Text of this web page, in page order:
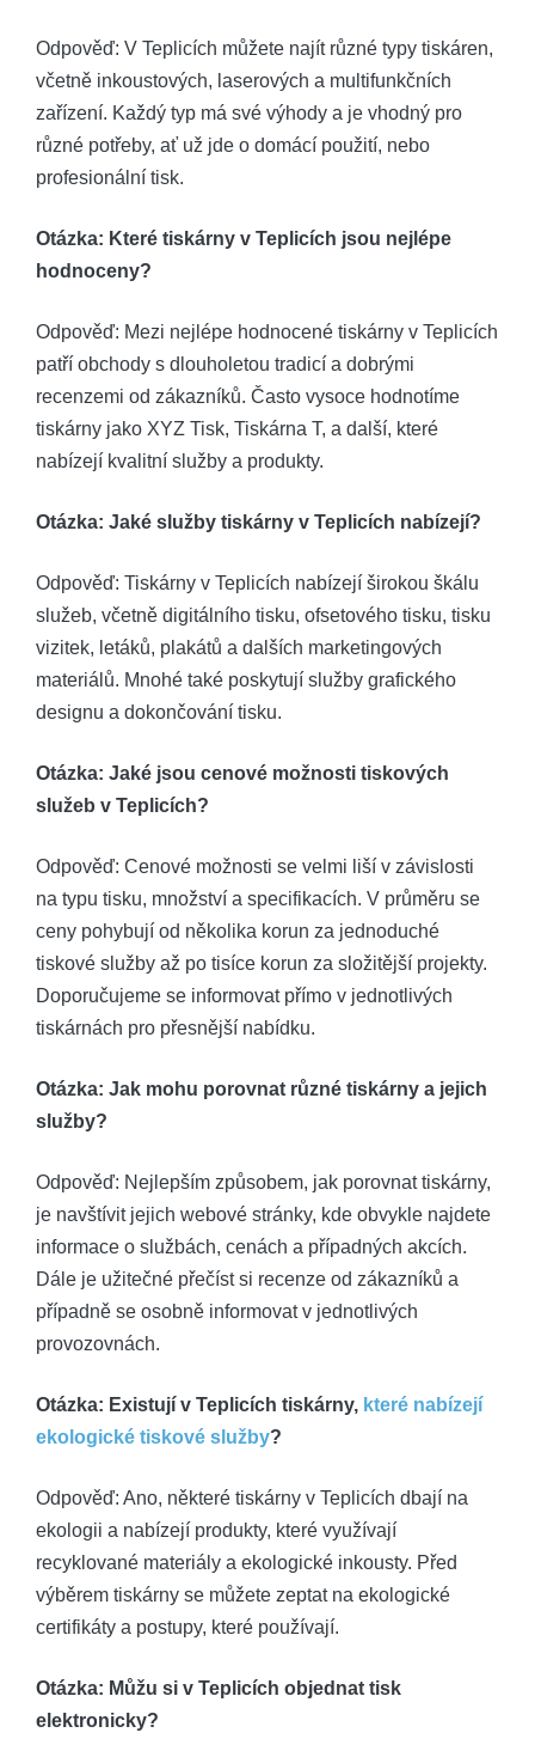
Odpověď: V Teplicích můžete najít různé typy tiskáren,
včetně inkoustových, laserových a multifunkčních
zařízení. Každý typ má své výhody a je vhodný pro
různé potřeby, ať už jde o domácí použití, nebo
profesionální tisk.
Otázka: Které tiskárny v Teplicích jsou nejlépe
hodnoceny?
Odpověď: Mezi nejlépe hodnocené tiskárny v Teplicích
patří obchody s dlouholetou tradicí a dobrými
recenzemi od zákazníků. Často vysoce hodnotíme
tiskárny jako XYZ Tisk, Tiskárna T, a další, které
nabízejí kvalitní služby a produkty.
Otázka: Jaké služby tiskárny v Teplicích nabízejí?
Odpověď: Tiskárny v Teplicích nabízejí širokou škálu
služeb, včetně digitálního tisku, ofsetového tisku, tisku
vizitek, letáků, plakátů a dalších marketingových
materiálů. Mnohé také poskytují služby grafického
designu a dokončování tisku.
Otázka: Jaké jsou cenové možnosti tiskových
služeb v Teplicích?
Odpověď: Cenové možnosti se velmi liší v závislosti
na typu tisku, množství a specifikacích. V průměru se
ceny pohybují od několika korun za jednoduché
tiskové služby až po tisíce korun za složitější projekty.
Doporučujeme se informovat přímo v jednotlivých
tiskárnách pro přesnější nabídku.
Otázka: Jak mohu porovnat různé tiskárny a jejich
služby?
Odpověď: Nejlepším způsobem, jak porovnat tiskárny,
je navštívit jejich webové stránky, kde obvykle najdete
informace o službách, cenách a případných akcích.
Dále je užitečné přečíst si recenze od zákazníků a
případně se osobně informovat v jednotlivých
provozovnách.
Otázka: Existují v Teplicích tiskárny, které nabízejí
ekologické tiskové služby?
Odpověď: Ano, některé tiskárny v Teplicích dbají na
ekologii a nabízejí produkty, které využívají
recyklované materiály a ekologické inkousty. Před
výběrem tiskárny se můžete zeptat na ekologické
certifikáty a postupy, které používají.
Otázka: Můžu si v Teplicích objednat tisk
elektronicky?